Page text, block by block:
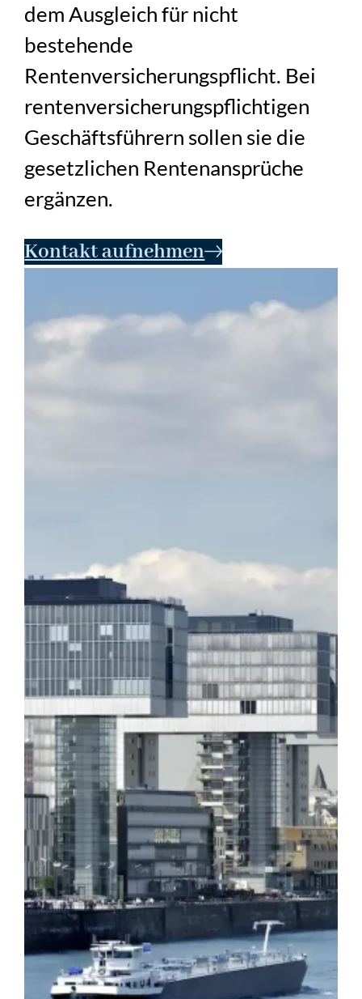
dem Ausgleich für nicht
bestehende
Rentenversicherungspflicht. Bei
rentenversicherungspflichtigen
Geschäftsführern sollen sie die
gesetzlichen Rentenansprüche
ergänzen.
Kontakt aufnehmen